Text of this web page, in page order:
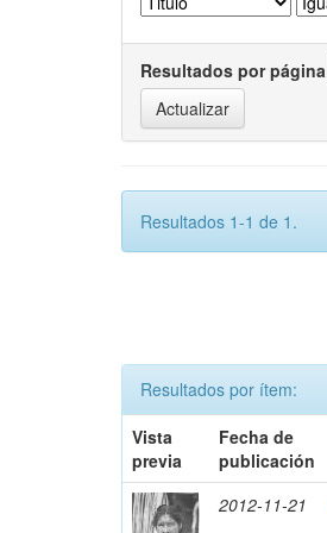
Resultados por página
Resultados 1-1 de 1.
Resultados por ítem:
Vista
previa
Fecha de
publicación
2012-11-21